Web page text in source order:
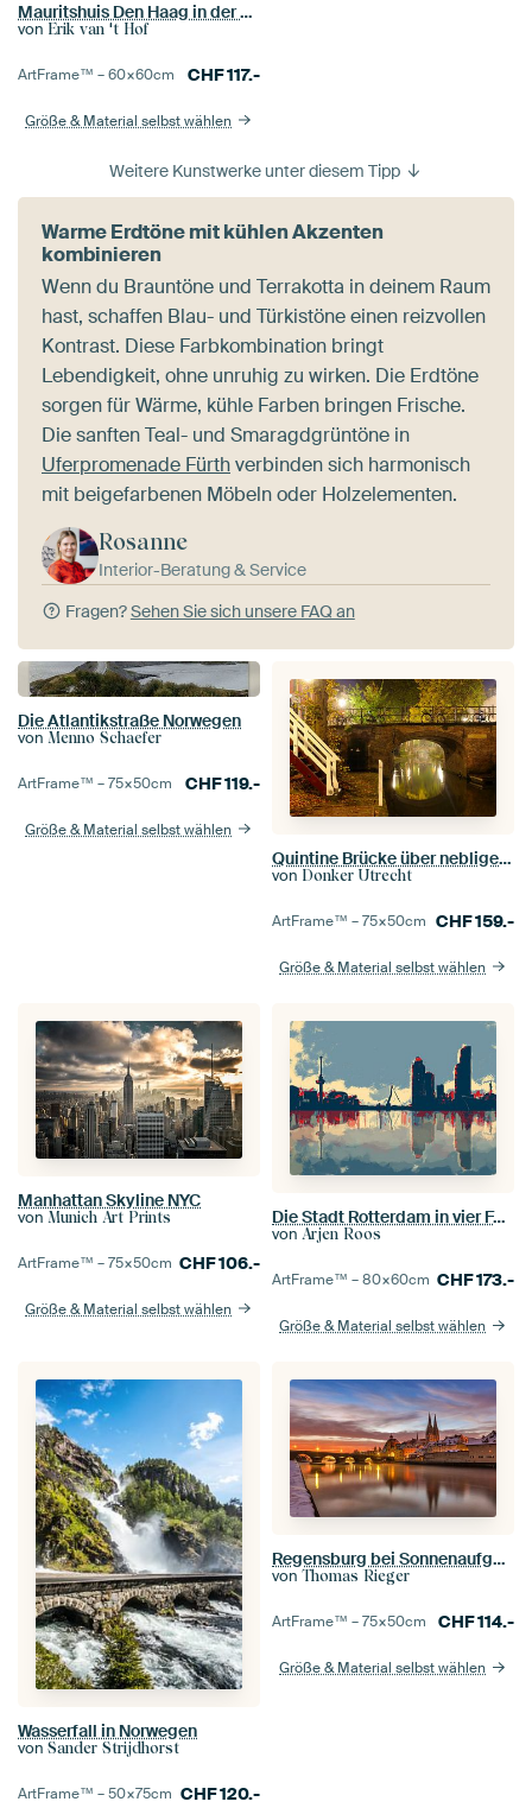
Mauritshuis Den Haag in der Abenddämmerung
von Erik van 't Hof
ArtFrame™ –60×60cm CHF117.-
Größe & Material selbst wählen
Weitere Kunstwerke unter diesem Tipp
Warme Erdtöne mit kühlen Akzenten
kombinieren
Wenn du Brauntöne und Terrakotta in deinem Raum
hast, schaffen Blau- und Türkistöne einen reizvollen
Kontrast. Diese Farbkombination bringt
Lebendigkeit, ohne unruhig zu wirken. Die Erdtöne
sorgen für Wärme, kühle Farben bringen Frische.
Die sanften Teal- und Smaragdgrüntöne in
Uferpromenade Fürthverbinden sich harmonisch
mit beigefarbenen Möbeln oder Holzelementen.
Rosanne
Interior-Beratung & Service
Fragen?Sehen Sie sich unsere FAQ an
Die Atlantikstraße Norwegen
von Menno Schaefer
ArtFrame™ –75×50cm CHF119.-
Größe & Material selbst wählen
Quintine Brücke über nebligen Nieuwegracht Utrecht
von Donker Utrecht
ArtFrame™ –75×50cm CHF159.-
Größe & Material selbst wählen
Manhattan Skyline NYC
von Munich Art Prints
ArtFrame™ –75×50cm CHF106.-
Größe & Material selbst wählen
Die Stadt Rotterdam in vier Farben
von Arjen Roos
ArtFrame™ –80×60cm CHF173.-
Größe & Material selbst wählen
Wasserfall in Norwegen
von Sander Strijdhorst
ArtFrame™ –50×75cm CHF120.-
Regensburg bei Sonnenaufgang
von Thomas Rieger
ArtFrame™ –75×50cm CHF114.-
Größe & Material selbst wählen